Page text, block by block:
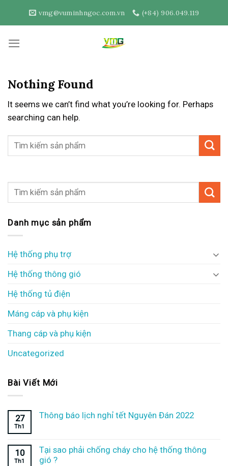
vmg@vuminhngoc.com.vn (+84) 906.049.119
Nothing Found
It seems we can’t find what you’re looking for. Perhaps
searching can help.
Danh mục sản phẩm
Hệ thống phụ trợ
Hệ thống thông gió
Hệ thống tủ điện
Máng cáp và phụ kiện
Thang cáp và phụ kiện
Uncategorized
Bài Viết Mới
27
Th1
Thông báo lịch nghỉ tết Nguyên Đán 2022
10
Th1
Tại sao phải chống cháy cho hệ thống thông
gió ?